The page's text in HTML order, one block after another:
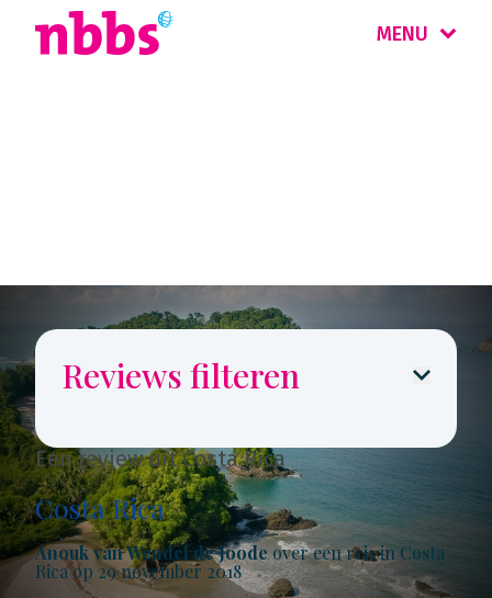
MENU
Reviews filteren
Een review uit Costa Rica
Costa Rica
Anouk van Wendel de Joodeover een reis in Costa
Rica op 29 november 2018